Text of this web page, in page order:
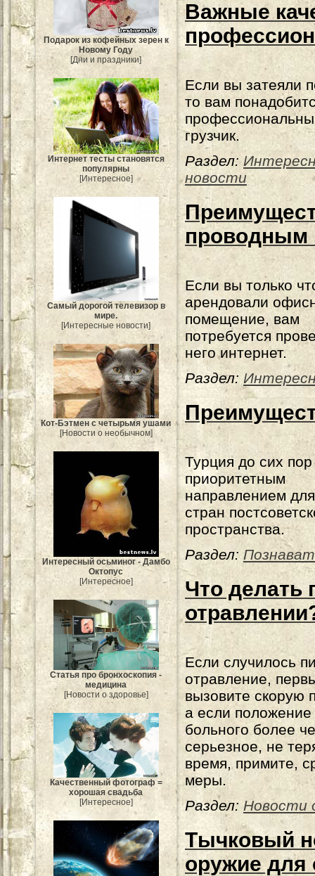
Подарок из кофейных зерен к
Новому Году
[Дни и праздники]
Интернет тесты становятся
популярны
[Интересное]
Самый дорогой телевизор в
мире.
[Интересные новости]
Кот-Бэтмен с четырьмя ушами
[Новости о необычном]
Интересный осьминог - Дамбо
Октопус
[Интересное]
Статья про бронхоскопия -
медицина
[Новости о здоровье]
Качественный фотограф =
хорошая свадьба
[Интересное]
Важные
Если вы затеяли
то вам
грузчик.
Раздел:
новости
проводным
Если вы только
арендовали
помещение, вам
потребуется
него интернет.
Раздел:
Турция до сих пор
приоритетным
направлением
стран
пространства.
Раздел:
Что делать
Если случилось
отравление,
вызовите скорую
а если положение
больного более
серьезное, не
время, примите,
меры.
Раздел: Новости
Тычковый
оружие